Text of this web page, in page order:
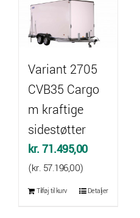
Variant 2705
CVB35 Cargo
m kraftige
sidestøtter
kr.71.495,00
(kr. 57.196,00)
Tilføj til kurv Detaljer